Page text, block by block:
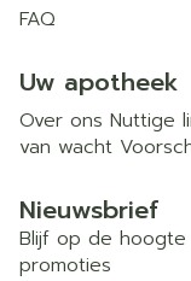
FAQ
Uw apotheek
Over ons Nuttige
van wacht
Nieuwsbrief
Blijf op de
promoties